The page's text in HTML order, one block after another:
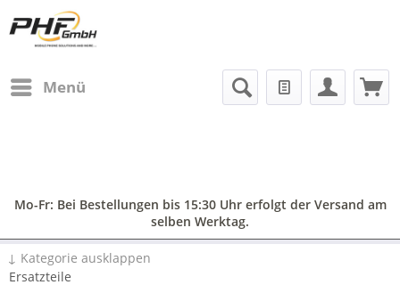
Menü
Mo-Fr: Bei Bestellungen bis 15:30 Uhr erfolgt der Versand am
selben Werktag.
↓ Kategorie ausklappen
Ersatzteile